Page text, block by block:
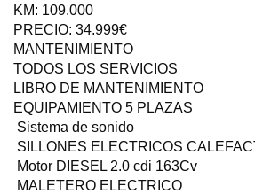
KM: 109.000
PRECIO: 34.999€
MANTENIMIENTO
TODOS LOS SERVICIOS
LIBRO DE MANTENIMIENTO
EQUIPAMIENTO 5 PLAZAS
Sistema de sonido
SILLONES ELECTRICOS
Motor DIESEL 2.0 cdi 163Cv
MALETERO ELECTRICO